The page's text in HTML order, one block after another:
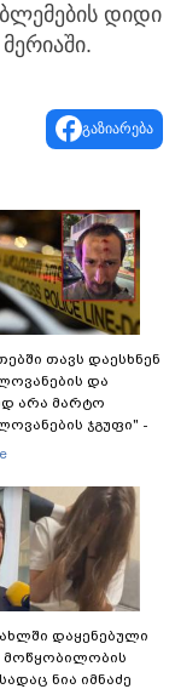
დიდი
გაზიარება
თავს დაესხნენ
და
არა მარტო
ჯგუფი" -
ავრცელებს
დაყენებული
მოწყობილობის
ნია იმნაძე